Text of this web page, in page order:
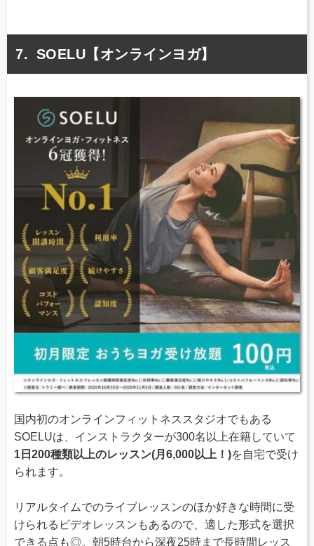
SOELU【オンラインヨガ】
国内初のオンラインフィットネススタジオでもある
SOELUは、インストラクターが300名以上在籍していて
1日200種類以上のレッスン(月6,000以上！)を自宅で受け
られます。
リアルタイムでのライブレッスンのほか好きな時間に受
けられるビデオレッスンもあるので、適した形式を選択
できる点も◎。朝5時台から深夜25時まで長時間レッス